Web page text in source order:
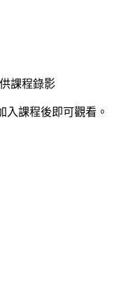
課程錄影
入課程後即可觀看。